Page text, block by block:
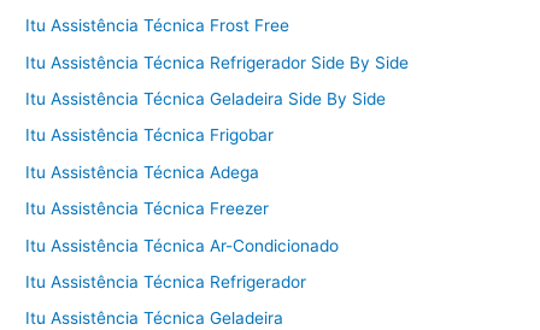
Itu Assistência Técnica Frost Free
Itu Assistência Técnica Refrigerador Side By Side
Itu Assistência Técnica Geladeira Side By Side
Itu Assistência Técnica Frigobar
Itu Assistência Técnica Adega
Itu Assistência Técnica Freezer
Itu Assistência Técnica Ar-Condicionado
Itu Assistência Técnica Refrigerador
Itu Assistência Técnica Geladeira